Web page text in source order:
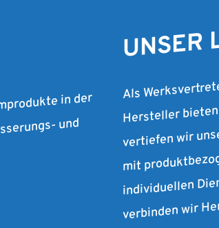
in der
und
UNSER
Als
Hersteller
vertiefen wir
mit
individuellen
verbinden wir